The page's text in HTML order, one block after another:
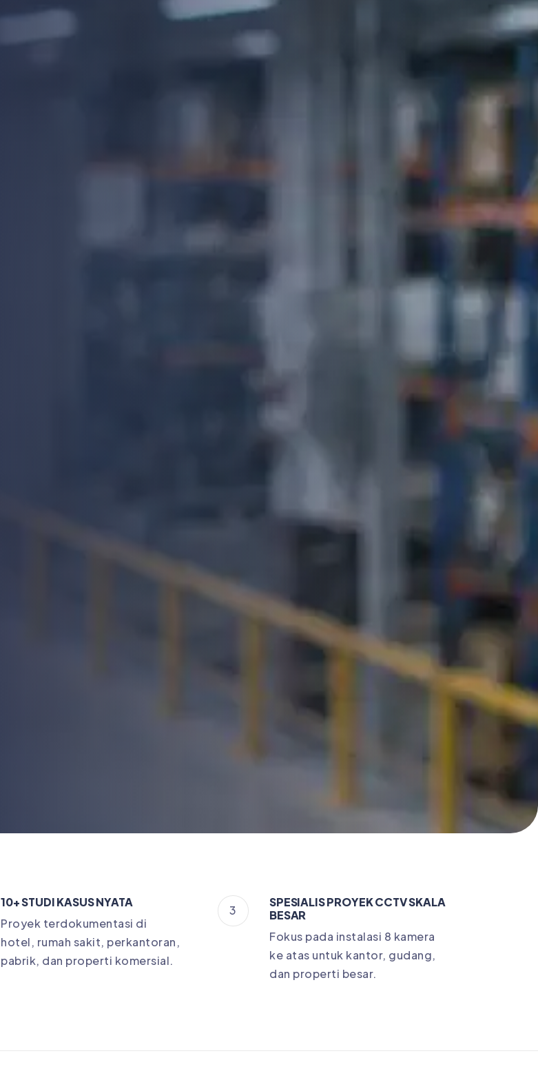
10+ STUDI KASUS NYATA
Proyek terdokumentasi di
hotel, rumah sakit, perkantoran,
pabrik, dan properti komersial.
3
SPESIALIS PROYEK CCTV SKALA
BESAR
Fokus pada instalasi 8 kamera
ke atas untuk kantor, gudang,
dan properti besar.